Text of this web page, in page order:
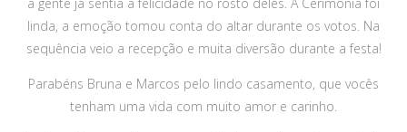
linda, a emoção tomou conta do altar durante os votos. Na
sequência veio a recepção e muita diversão durante a festa!
Parabéns Bruna e Marcos pelo lindo casamento, que vocês
tenham uma vida com muito amor e carinho.